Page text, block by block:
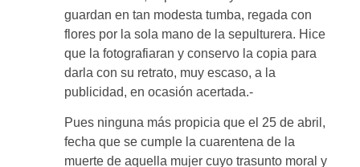
guardan en tan modesta tumba, regada con
flores por la sola mano de la sepulturera. Hice
que la fotografiaran y conservo la copia para
darla con su retrato, muy escaso, a la
publicidad, en ocasión acertada.-
Pues ninguna más propicia que el 25 de abril,
fecha que se cumple la cuarentena de la
muerte de aquella mujer cuyo trasunto moral y